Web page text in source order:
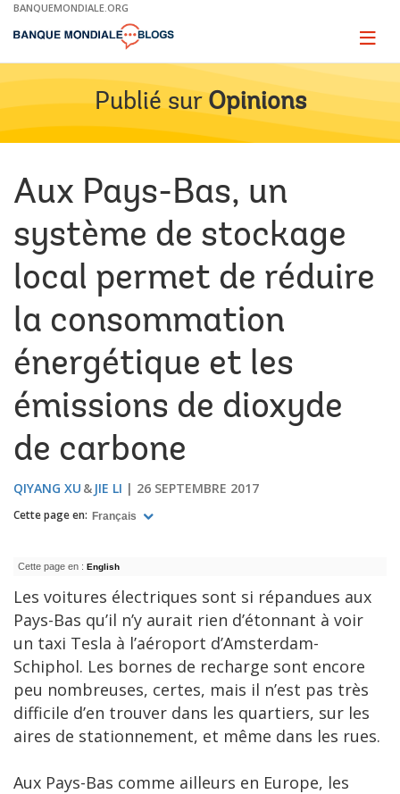
Skip
Main
BANQUEMONDIALE.ORG
Page
Publié sur Opinions
Aux Pays-Bas, un
système de stockage
local permet de réduire
la consommation
énergétique et les
émissions de dioxyde
de carbone
QIYANG XU JIE LI 26 SEPTEMBRE 2017
Cette page en: Français
Cette page en : English
Les voitures électriques sont si répandues aux
Pays-Bas qu’il n’y aurait rien d’étonnant à voir
un taxi Tesla à l’aéroport d’Amsterdam-
Schiphol. Les bornes de recharge sont encore
peu nombreuses, certes, mais il n’est pas très
difficile d’en trouver dans les quartiers, sur les
aires de stationnement, et même dans les rues.
Aux Pays-Bas comme ailleurs en Europe, les